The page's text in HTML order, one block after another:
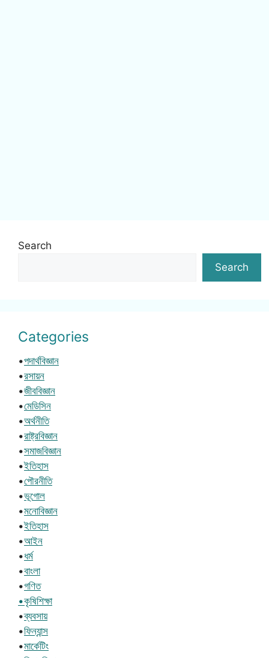
Search
Search
Categories
•পদার্থবিজ্ঞান
•রসায়ন
•জীববিজ্ঞান
•মেডিসিন
•অর্থনীতি
•রাষ্ট্রবিজ্ঞান
•সমাজবিজ্ঞান
•ইতিহাস
•পৌরনীতি
•ভূগোল
•মনোবিজ্ঞান
•ইতিহাস
•আইন
•ধর্ম
•বাংলা
•গণিত
•কৃষিশিক্ষা
•ব্যবসায়
•ফিন্যান্স
•মার্কেটিং